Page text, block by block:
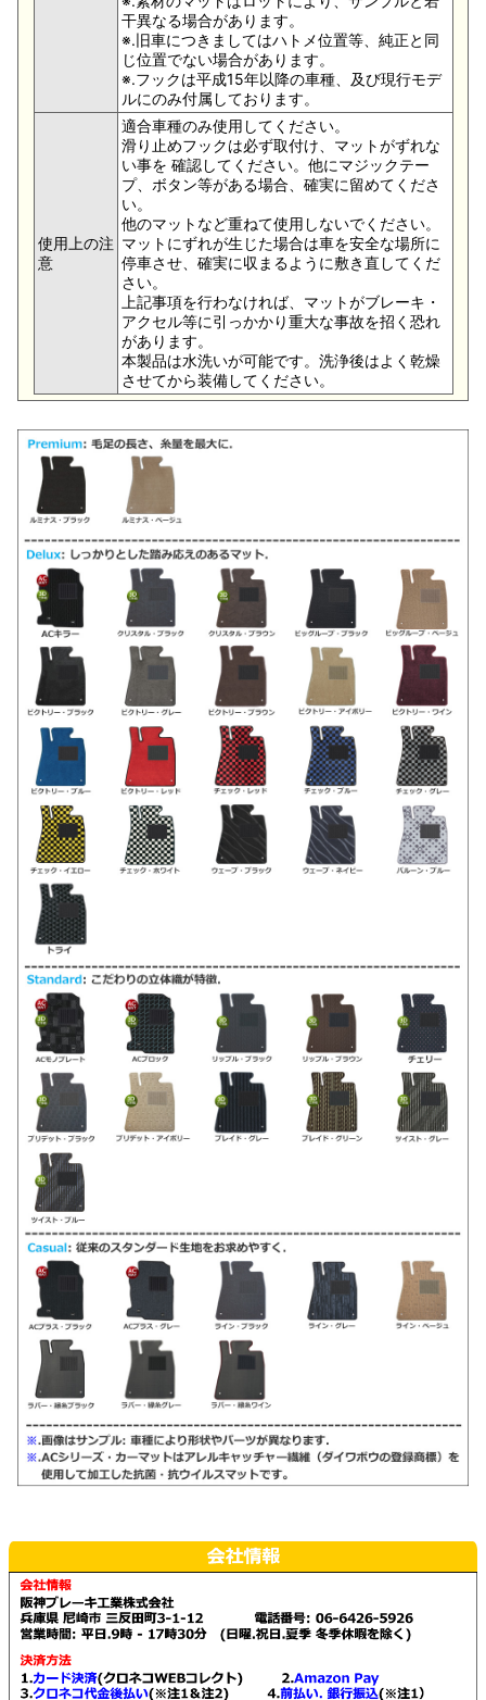
干異なる場合があります。
※.旧車につきましてはハトメ位置等、純正と同
じ位置でない場合があります。
※.フックは平成15年以降の車種、及び現行モデ
ルにのみ付属しております。
使用上の注
意
適合車種のみ使用してください。
滑り止めフックは必ず取付け、マットがずれな
い事を 確認してください。他にマジックテー
プ、ボタン等がある場合、確実に留めてくださ
い。
他のマットなど重ねて使用しないでください。
マットにずれが生じた場合は車を安全な場所に
停車させ、確実に収まるように敷き直してくだ
さい。
上記事項を行わなければ、マットがブレーキ・
アクセル等に引っかかり重大な事故を招く恐れ
があります。
本製品は水洗いが可能です。洗浄後はよく乾燥
させてから装備してください。